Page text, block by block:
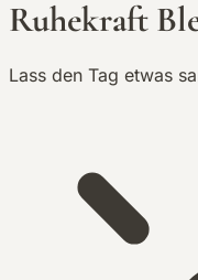
Ruhekraft
Lass den Tag etwas